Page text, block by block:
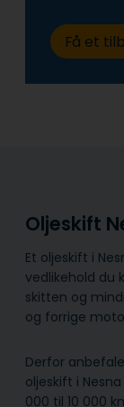
Få et
Oljeskift
Et oljeskift i
vedlikehold du
skitten og
og forrige
Derfor
oljeskift i
000 til 10 000